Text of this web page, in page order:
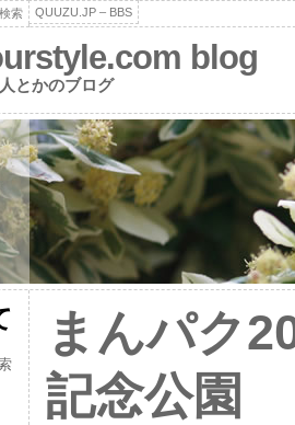
索 QUUZU.JP – BBS
blog
とかのブログ
まんパク
記念公園